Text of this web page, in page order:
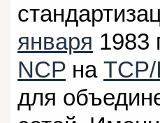
января 1983
NCP на TCP/
для